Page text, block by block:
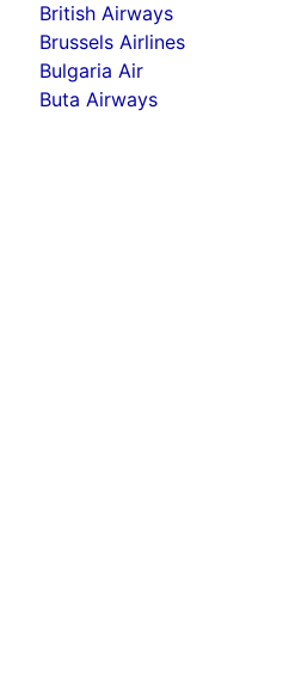
British Airways
Brussels Airlines
Bulgaria Air
Buta Airways